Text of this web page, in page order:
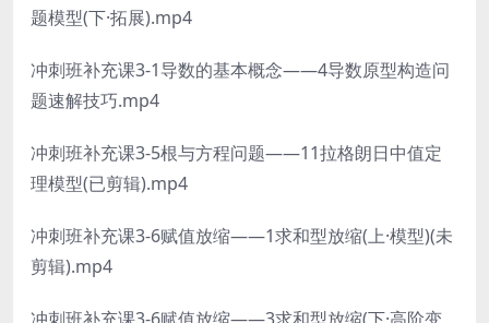
题模型(下·拓展).mp4
冲刺班补充课3-1导数的基本概念——4导数原型构造问
题速解技巧.mp4
冲刺班补充课3-5根与方程问题——11拉格朗日中值定
理模型(已剪辑).mp4
冲刺班补充课3-6赋值放缩——1求和型放缩(上·模型)(未
剪辑).mp4